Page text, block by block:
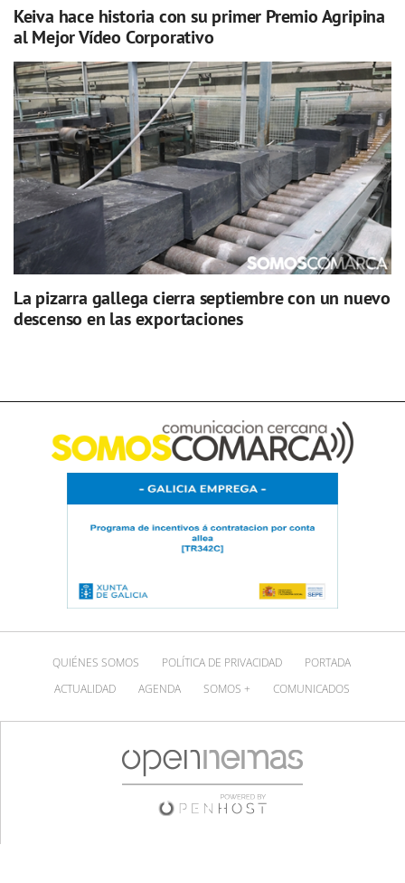
Keiva hace historia con su primer Premio Agripina
al Mejor Vídeo Corporativo
La pizarra gallega cierra septiembre con un nuevo
descenso en las exportaciones
QUIÉNES SOMOS POLÍTICA DE PRIVACIDAD
PORTADA
ACTUALIDAD
AGENDA SOMOS + COMUNICADOS